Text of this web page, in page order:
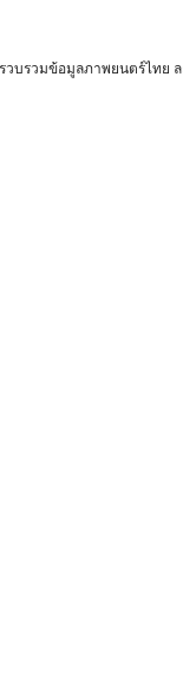
วบรวมข้อมูลภาพยนตร์ไทย